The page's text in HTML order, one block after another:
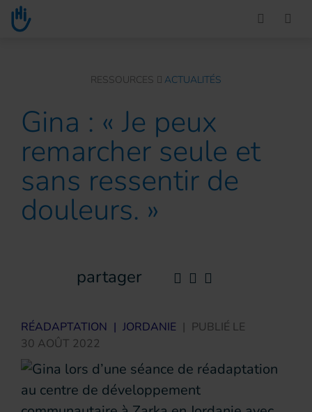
Go to main content
You are here :RESSOURCES ACTUALITÉS
Gina : « Je peux
remarcher seule et
sans ressentir de
douleurs. »
partager
RÉADAPTATION | JORDANIE | PUBLIÉ LE
30 AOÛT 2022